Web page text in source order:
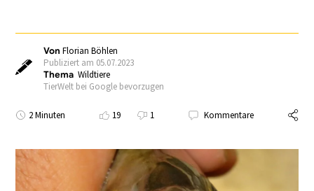
VonFlorian Böhlen
Publiziert am 05.07.2023
Thema Wildtiere
TierWelt bei Google bevorzugen
2 Minuten 19 1 Kommentare